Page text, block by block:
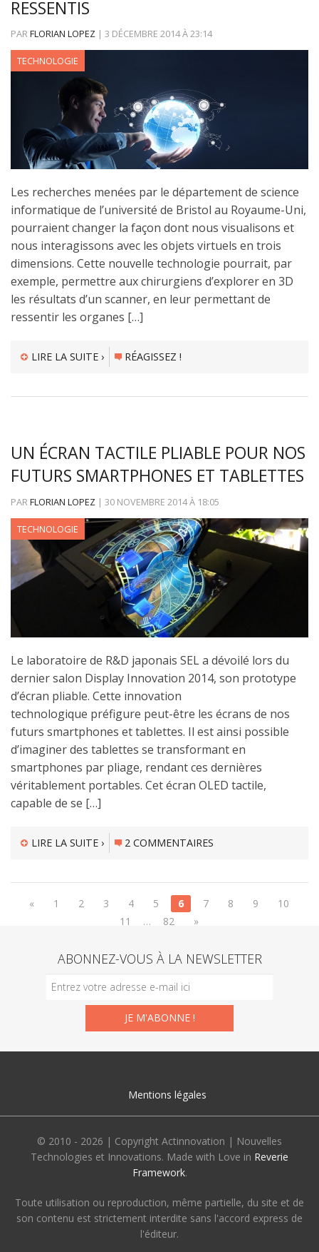
RESSENTIS
PARFLORIAN LOPEZ | 3 DÉCEMBRE 2014À23:14
TECHNOLOGIE
Les recherches menées par le département de science
informatique de l’université de Bristol au Royaume-Uni,
pourraient changer la façon dont nous visualisons et
nous interagissons avec les objets virtuels en trois
dimensions. Cette nouvelle technologie pourrait, par
exemple, permettre aux chirurgiens d’explorer en 3D
les résultats d’un scanner, en leur permettant de
ressentir les organes […]
LIRE LA SUITE › RÉAGISSEZ !
UN ÉCRAN TACTILE PLIABLE POUR NOS
FUTURS SMARTPHONES ET TABLETTES
PARFLORIAN LOPEZ | 30 NOVEMBRE 2014À 18:05
TECHNOLOGIE
Le laboratoire de R&D japonais SEL a dévoilé lors du
dernier salon Display Innovation 2014, son prototype
d’écran pliable. Cette innovation
technologique préfigure peut-être les écrans de nos
futurs smartphones et tablettes. Il est ainsi possible
d’imaginer des tablettes se transformant en
smartphones par pliage, rendant ces dernières
véritablement portables. Cet écran OLED tactile,
capable de se […]
LIRE LA SUITE › 2 COMMENTAIRES
« 1 2 3 4 5 6 7 8 9
10
11
… 82 »
ABONNEZ-VOUS À LA NEWSLETTER
Mentions légales
© 2010 - 2026 | Copyright Actinnovation | Nouvelles
Technologies et Innovations. Made with Love in Reverie
Framework.
Toute utilisation ou reproduction, même partielle, du site et de
son contenu est strictement interdite sans l'accord express de
l'éditeur.